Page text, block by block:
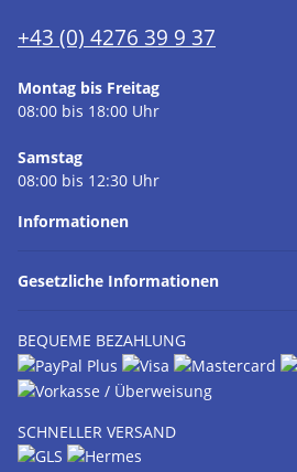
+43 (0) 4276 39 9 37
Montag bis Freitag
08:00 bis 18:00 Uhr
Samstag
08:00 bis 12:30 Uhr
Informationen
Gesetzliche Informationen
BEQUEME BEZAHLUNG
SCHNELLER VERSAND